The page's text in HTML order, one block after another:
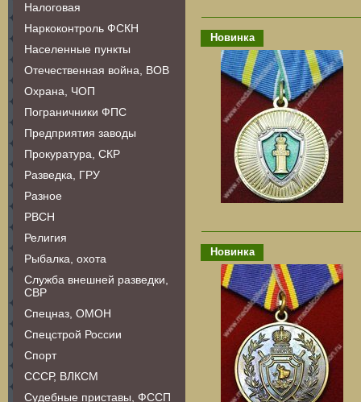
Налоговая
Наркоконтроль ФСКН
Населенные пункты
Отечественная война, ВОВ
Охрана, ЧОП
Пограничники ФПС
Предприятия заводы
Прокуратура, СКР
Разведка, ГРУ
Разное
РВСН
Религия
Рыбалка, охота
Служба внешней разведки,
СВР
Спецназ, ОМОН
Спецстрой России
Спорт
СССР, ВЛКСМ
Судебные приставы, ФССП
Новинка
Новинка